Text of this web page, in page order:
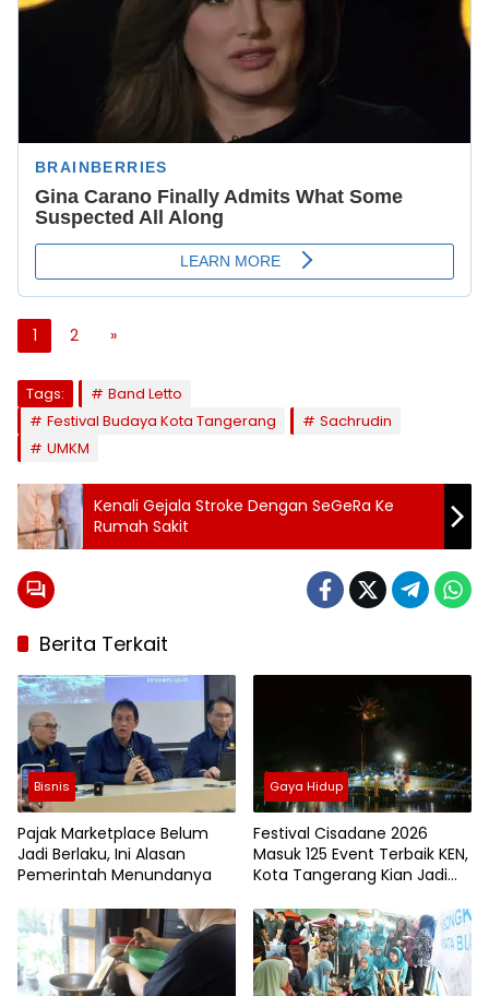
1 2 »
Tags:
Band Letto
Festival Budaya Kota Tangerang
Sachrudin
UMKM
Kenali Gejala Stroke Dengan SeGeRa Ke
Rumah Sakit
Berita Terkait
Bisnis
Pajak Marketplace Belum
Jadi Berlaku, Ini Alasan
Pemerintah Menundanya
Gaya Hidup
Festival Cisadane 2026
Masuk 125 Event Terbaik KEN,
Kota Tangerang Kian Jadi